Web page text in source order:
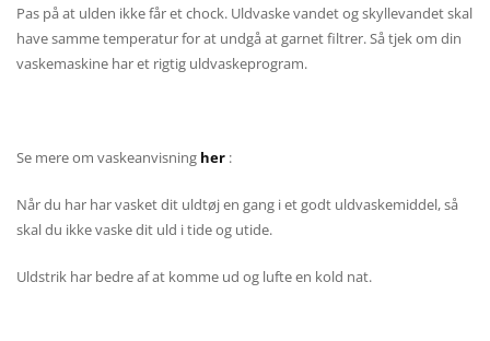
Pas på at ulden ikke får et chock. Uldvaske vandet og skyllevandet skal
have samme temperatur for at undgå at garnet filtrer. Så tjek om din
vaskemaskine har et rigtig uldvaskeprogram.
Se mere om vaskeanvisning her :
Når du har har vasket dit uldtøj en gang i et godt uldvaskemiddel, så
skal du ikke vaske dit uld i tide og utide.
Uldstrik har bedre af at komme ud og lufte en kold nat.